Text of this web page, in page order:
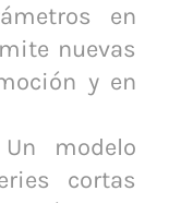
en
nuevas
y en
modelo
cortas